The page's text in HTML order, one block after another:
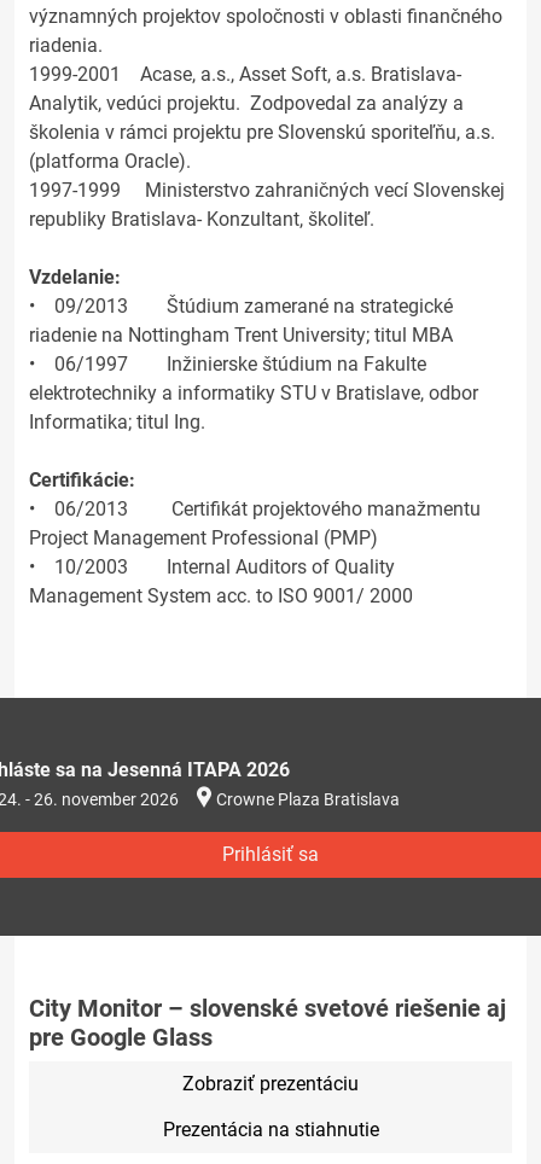
významných projektov spoločnosti v oblasti finančného
riadenia.
1999-2001 Acase, a.s., Asset Soft, a.s. Bratislava-
Analytik, vedúci projektu. Zodpovedal za analýzy a
školenia v rámci projektu pre Slovenskú sporiteľňu, a.s.
(platforma Oracle).
1997-1999 Ministerstvo zahraničných vecí Slovenskej
republiky Bratislava- Konzultant, školiteľ.
Vzdelanie:
• 09/2013 Štúdium zamerané na strategické
riadenie na Nottingham Trent University; titul MBA
• 06/1997 Inžinierske štúdium na Fakulte
elektrotechniky a informatiky STU v Bratislave, odbor
Informatika; titul Ing.
Certifikácie:
• 06/2013 Certifikát projektového manažmentu
Project Management Professional (PMP)
• 10/2003 Internal Auditors of Quality
Management System acc. to ISO 9001/ 2000
sa na Jesenná ITAPA 2026
- 26. november 2026 Crowne Plaza Bratislava
Prihlásiť sa
City Monitor – slovenské svetové riešenie aj
pre Google Glass
Zobraziť prezentáciu
Prezentácia na stiahnutie